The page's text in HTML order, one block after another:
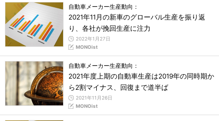
自動車メーカー生産動向：
2021年11月の新車のグローバル生産を振り返
り、各社が挽回生産に注力
2022年1月27日
MONOist
自動車メーカー生産動向：
2021年度上期の自動車生産は2019年の同時期か
ら2割マイナス、回復まで道半ば
2021年11月26日
MONOist